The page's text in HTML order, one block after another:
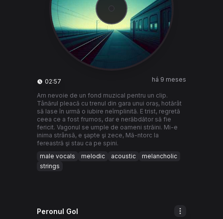
02:57 há 9 meses
Am nevoie de un fond muzical pentru un clip.
Tânărul pleacă cu trenul din gara unui oraș, hotărât
să lase în urmă o iubire neîmplinită. E trist, regretă
ceea ce a fost frumos, dar e nerăbdător să fie
fericit. Vagonul se umple de oameni străini. Mi-e
inima strânsă, e şapte şi zece, Mă-ntorc la
fereastră şi stau ca pe spini.
male vocals
melodic acoustic
melancholic
strings
Peronul Gol